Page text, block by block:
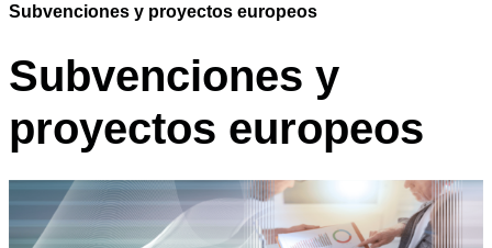
Subvenciones y proyectos europeos
Subvenciones y
proyectos europeos